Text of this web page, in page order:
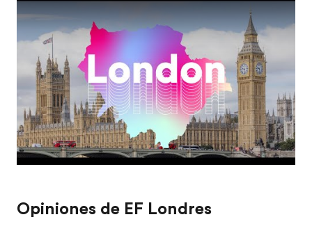
Opiniones de EF Londres